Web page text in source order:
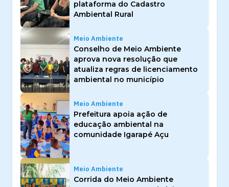
plataforma do Cadastro
Ambiental Rural
Meio Ambiente
Conselho de Meio Ambiente
aprova nova resolução que
atualiza regras de licenciamento
ambiental no município
Meio Ambiente
Prefeitura apoia ação de
educação ambiental na
comunidade Igarapé Açu
Meio Ambiente
Corrida do Meio Ambiente